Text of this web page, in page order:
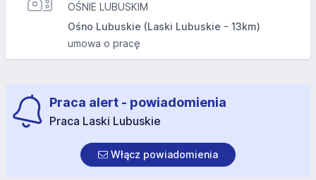
OŚNIE LUBUSKIM
Ośno Lubuskie (Laski Lubuskie - 13km)
umowa o pracę
Praca alert - powiadomienia
Praca Laski Lubuskie
Włącz powiadomienia